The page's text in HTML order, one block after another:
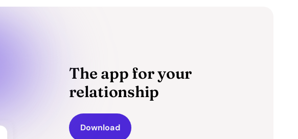
The app for your
relationship
Download